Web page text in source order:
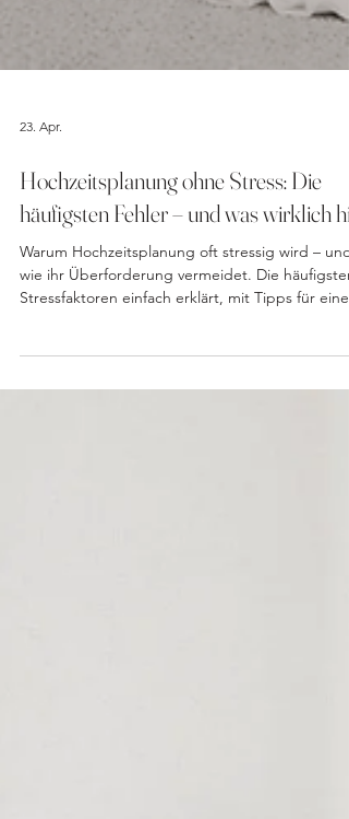
23. Apr.
Hochzeitsplanung ohne Stress: Die
häufigsten Fehler – und was wirklich
Warum Hochzeitsplanung oft stressig wird – und